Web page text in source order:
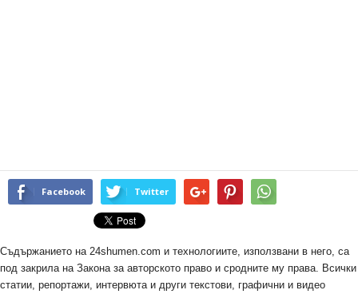
Facebook Twitter
Съдържанието на 24shumen.com и технологиите, използвани в него, са
под закрила на Закона за авторското право и сродните му права. Всички
статии, репортажи, интервюта и други текстови, графични и видео